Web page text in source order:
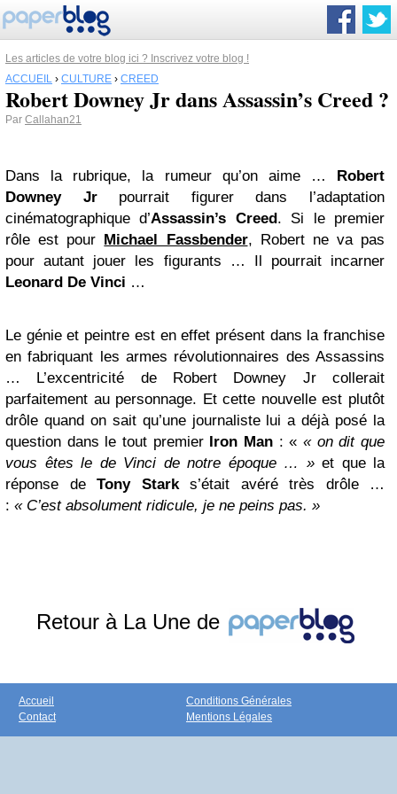
Les articles de votre blog ici ? Inscrivez votre blog !
ACCUEIL › CULTURE › CREED
Robert Downey Jr dans Assassin’s Creed ?
Par Callahan21
Dans la rubrique, la rumeur qu’on aime … Robert
Downey Jrpourrait figurer dans l’adaptation
cinématographique d’Assassin’s Creed. Si le premier
rôle est pour Michael Fassbender, Robert ne va pas
pour autant jouer les figurants … Il pourrait incarner
Leonard De Vinci …
Le génie et peintre est en effet présent dans la franchise
en fabriquant les armes révolutionnaires des Assassins
… L’excentricité de Robert Downey Jr collerait
parfaitement au personnage. Et cette nouvelle est plutôt
drôle quand on sait qu’une journaliste lui a déjà posé la
question dans le tout premierIron Man : «« on dit que
vous êtes le de Vinci de notre époque … » et que la
réponse de Tony Starks’était avéré très drôle …
: « C’est absolument ridicule, je ne peins pas. »
Retour à La Une de
Accueil
Contact
Conditions Générales
Mentions Légales